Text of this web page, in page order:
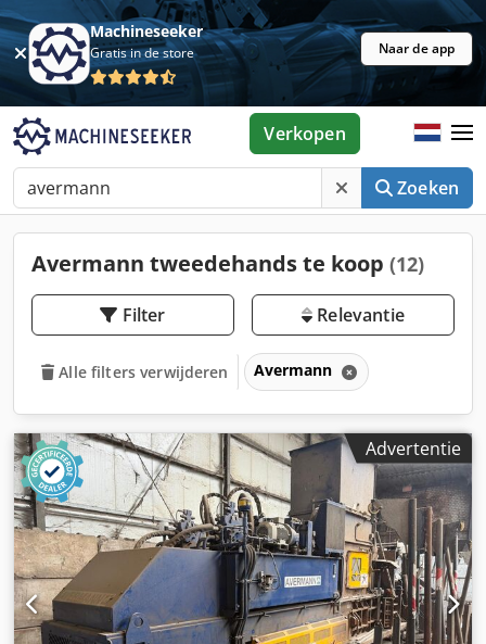
Machineseeker
Gratis in de store Naar de app
Zoeken
Verkopen
Avermann tweedehands te koop (12)
Filter Relevantie
Alle filters verwijderen Avermann
Advertentie